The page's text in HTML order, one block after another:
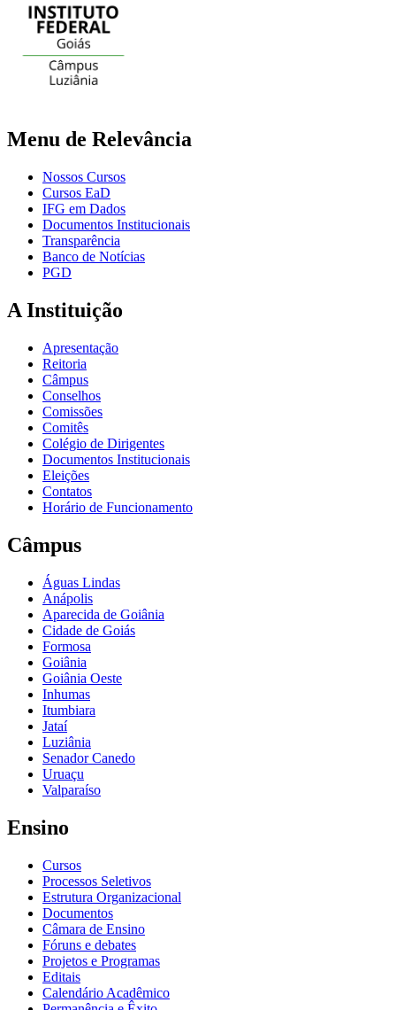
Menu de Relevância
Nossos Cursos
Cursos EaD
IFG em Dados
Documentos Institucionais
Transparência
Banco de Notícias
PGD
A Instituição
Apresentação
Reitoria
Câmpus
Conselhos
Comissões
Comitês
Colégio de Dirigentes
Documentos Institucionais
Eleições
Contatos
Horário de Funcionamento
Câmpus
Águas Lindas
Anápolis
Aparecida de Goiânia
Cidade de Goiás
Formosa
Goiânia
Goiânia Oeste
Inhumas
Itumbiara
Jataí
Luziânia
Senador Canedo
Uruaçu
Valparaíso
Ensino
Cursos
Processos Seletivos
Estrutura Organizacional
Documentos
Câmara de Ensino
Fóruns e debates
Projetos e Programas
Editais
Calendário Acadêmico